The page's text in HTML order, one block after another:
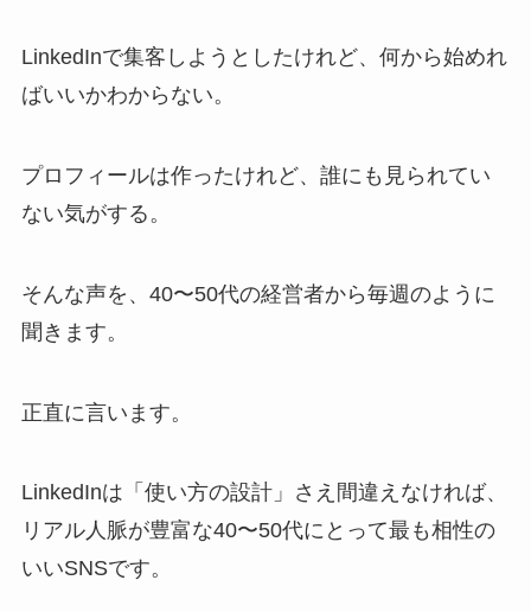
LinkedInで集客しようとしたけれど、何から始めれ
ばいいかわからない。
プロフィールは作ったけれど、誰にも見られてい
ない気がする。
そんな声を、40〜50代の経営者から毎週のように
聞きます。
正直に言います。
LinkedInは「使い方の設計」さえ間違えなければ、
リアル人脈が豊富な40〜50代にとって最も相性の
いいSNSです。